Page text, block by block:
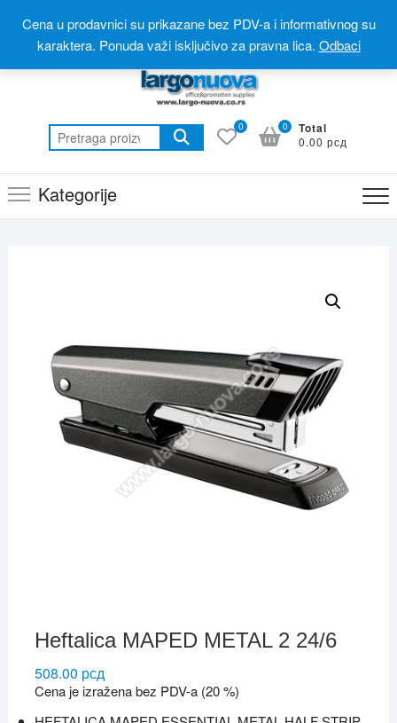
Cena u prodavnici su prikazane bez PDV-a i informativnog su
karaktera. Ponuda važi isključivo za pravna lica. Odbaci
content
Postanite partner
Online prodavnica(webshop)
Online katalog(promotivni materijal)
060 310 6 310
Pretraga
za:
0 Total
0.00 рсд
0
Kategorije
Heftalica MAPED METAL 2 24/6
508.00 рсд
Cena je izražena bez PDV-a (20 %)